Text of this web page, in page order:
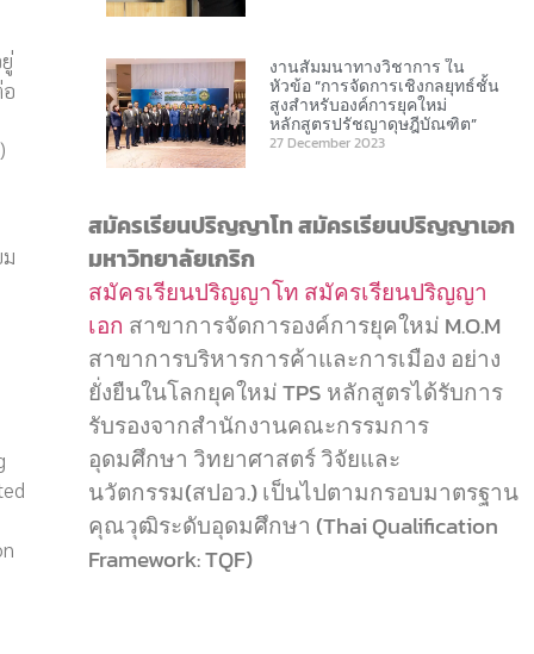
งานสัมมนาทางวิชาการ ใน
หัวข้อ “การจัดการเชิงกลยุทธ์ชั้น
สูงสำหรับองค์การยุคใหม่
หลักสูตรปรัชญาดุษฎีบัณฑิต”
27 December 2023
สมัครเรียนปริญญาโท สมัครเรียนปริญญาเอก
มหาวิทยาลัยเกริก
สมัครเรียนปริญญาโท สมัครเรียนปริญญา
เอก สาขาการจัดการองค์การยุคใหม่ M.O.M
สาขาการบริหารการค้าและการเมือง อย่าง
ยั่งยืนในโลกยุคใหม่ TPS หลักสูตรได้รับการ
รับรองจากสำนักงานคณะกรรมการ
อุดมศึกษา วิทยาศาสตร์ วิจัยและ
นวัตกรรม(สปอว.) เป็นไปตามกรอบมาตรฐาน
คุณวุฒิระดับอุดมศึกษา (Thai Qualification
Framework: TQF)